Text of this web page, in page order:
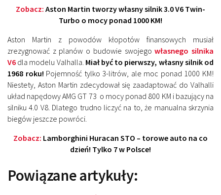
Zobacz: Aston Martin tworzy własny silnik 3.0 V6 Twin-
Turbo o mocy ponad 1000 KM!
Aston Martin z powodów kłopotów finansowych musiał
zrezygnować z planów o budowie swojegowłasnego silnika
V6 dla modelu Valhalla. Miał być to pierwszy, własny silnik od
1968 roku! Pojemność tylko 3-litrów, ale moc ponad 1000 KM!
Niestety, Aston Martin zdecydował się zaadaptować do Valhalli
układ napędowy AMG GT 73 o mocy ponad 800 KM i bazujący na
silniku 4.0 V8. Dlatego trudno liczyć na to, że manualna skrzynia
biegów jeszcze powróci.
Zobacz: Lamborghini Huracan STO – torowe auto na co
dzień! Tylko 7 w Polsce!
Powiązane artykuły: